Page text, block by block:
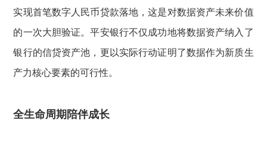
实现首笔数字人民币贷款落地，这是对数据资产未来价值
的一次大胆验证。平安银行不仅成功地将数据资产纳入了
银行的信贷资产池，更以实际行动证明了数据作为新质生
产力核心要素的可行性。
全生命周期陪伴成长